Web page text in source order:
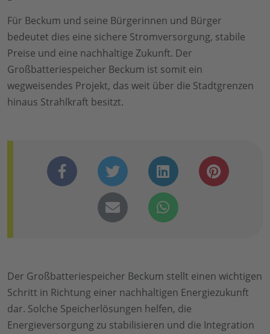
Für Beckum und seine Bürgerinnen und Bürger
bedeutet dies eine sichere Stromversorgung, stabile
Preise und eine nachhaltige Zukunft. Der
Großbatteriespeicher Beckum ist somit ein
wegweisendes Projekt, das weit über die Stadtgrenzen
hinaus Strahlkraft besitzt.
Der Großbatteriespeicher Beckum stellt einen wichtigen
Schritt in Richtung einer nachhaltigen Energiezukunft
dar. Solche Speicherlösungen helfen, die
Energieversorgung zu stabilisieren und die Integration